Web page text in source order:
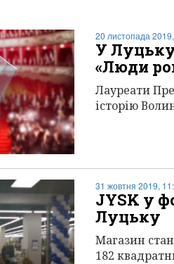
20 листопада
У Луцьку
«Люди
Лауреати
історію
31 жовтня 2019,
JYSK у
Луцьку
Магазин
182